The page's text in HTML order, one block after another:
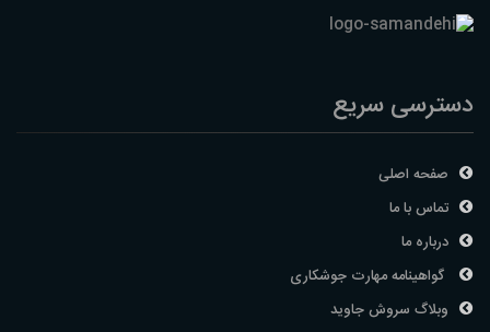
دسترسی سریع
صفحه اصلی
تماس با ما
درباره ما
گواهینامه مهارت جوشکاری
وبلاگ سروش جاوید